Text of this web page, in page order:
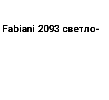
2093 светло-